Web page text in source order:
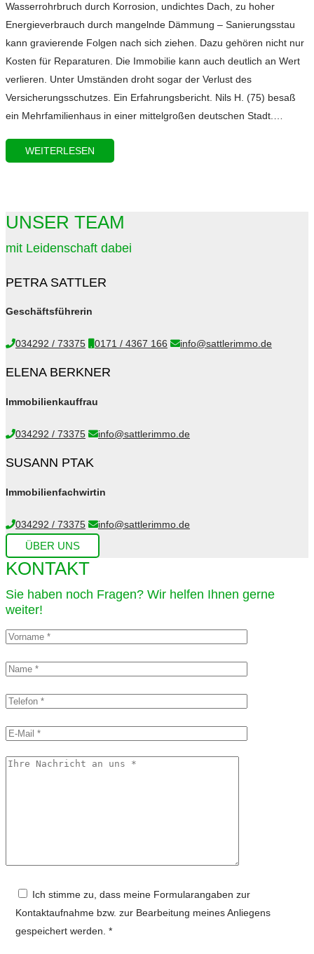
Wasserrohrbruch durch Korrosion, undichtes Dach, zu hoher
Energieverbrauch durch mangelnde Dämmung – Sanierungsstau
kann gravierende Folgen nach sich ziehen. Dazu gehören nicht nur
Kosten für Reparaturen. Die Immobilie kann auch deutlich an Wert
verlieren. Unter Umständen droht sogar der Verlust des
Versicherungsschutzes. Ein Erfahrungsbericht. Nils H. (75) besaß
ein Mehrfamilienhaus in einer mittelgroßen deutschen Stadt.…
WEITERLESEN
UNSER TEAM
mit Leidenschaft dabei
PETRA SATTLER
Geschäftsführerin
034292 / 73375 0171 / 4367 166 info@sattlerimmo.de
ELENA BERKNER
Immobilienkauffrau
034292 / 73375 info@sattlerimmo.de
SUSANN PTAK
Immobilienfachwirtin
034292 / 73375 info@sattlerimmo.de
ÜBER UNS
KONTAKT
Sie haben noch Fragen? Wir helfen Ihnen gerne
weiter!​
Ich stimme zu, dass meine Formularangaben zur
Kontaktaufnahme bzw. zur Bearbeitung meines Anliegens
gespeichert werden. *